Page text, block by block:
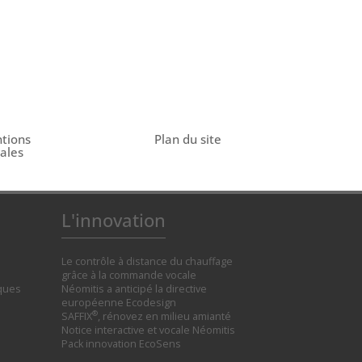
Plan du site
L'innovation
Le contrôle à distance du chauffage
grâce à la commande vocale
Néomitis a anticipé la directive
européenne Ecodesign
SAFFIX®, rénovez en milieu amianté
Notice interactive et vocale Néomitis
Pack innovation EcoSens